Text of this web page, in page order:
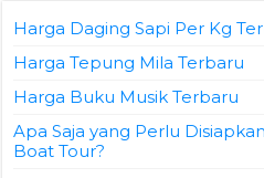
Harga Daging Sapi Per Kg
Harga Tepung Mila Terbaru
Harga Buku Musik Terbaru
Apa Saja yang Perlu
Boat Tour?